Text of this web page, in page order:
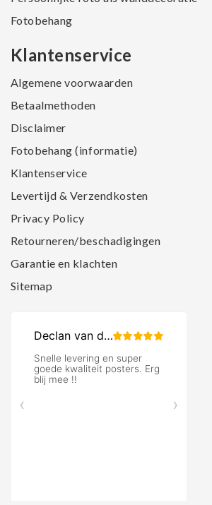
Fotobehang
Klantenservice
Algemene voorwaarden
Betaalmethoden
Disclaimer
Fotobehang (informatie)
Klantenservice
Levertijd & Verzendkosten
Privacy Policy
Retourneren/beschadigingen
Garantie en klachten
Sitemap